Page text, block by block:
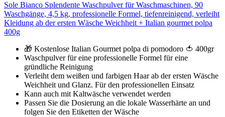
Sole Bianco Splendente Waschpulver für Waschmaschinen, 90
Waschgänge, 4,5 kg, professionelle Formel, tiefenreinigend, verleiht
Kleidung ab der ersten Wäsche Weichheit + Italian gourmet polpa
400g
🎁 Kostenlose Italian Gourmet polpa di pomodoro 🍅 400gr
Waschpulver für eine professionelle Formel für eine
gründliche Reinigung
Verleiht dem weißen und farbigen Haar ab der ersten Wäsche
Weichheit und Glanz. Für den professionellen Einsatz
Kann auch mit Kaltwäsche verwendet werden
Passen Sie die Dosierung an die lokale Wasserhärte an und
folgen Sie den Etiketten der Wäsche